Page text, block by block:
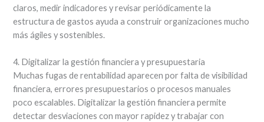
claros, medir indicadores y revisar periódicamente la
estructura de gastos ayuda a construir organizaciones mucho
más ágiles y sostenibles.
4. Digitalizar la gestión financiera y presupuestaria
Muchas fugas de rentabilidad aparecen por falta de visibilidad
financiera, errores presupuestarios o procesos manuales
poco escalables. Digitalizar la gestión financiera permite
detectar desviaciones con mayor rapidez y trabajar con